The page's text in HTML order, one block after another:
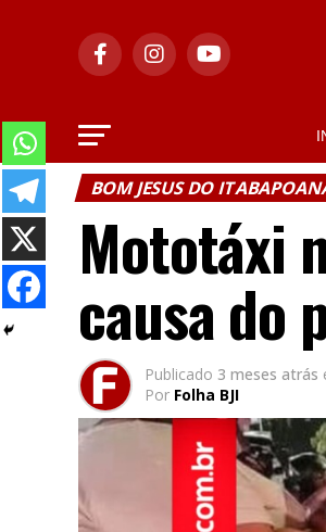
BOM JESUS DO
Mototáxi
causa do
Publicado 3 meses atrás
Por Folha BJI